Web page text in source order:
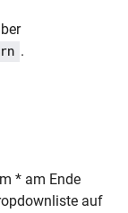
.
* am Ende
auf